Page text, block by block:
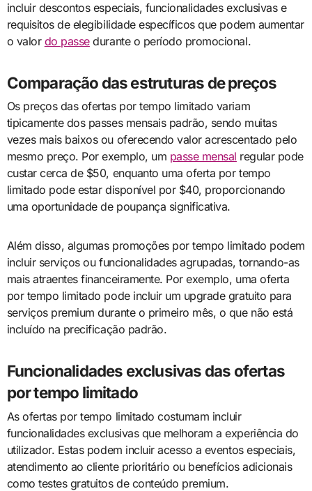
incluir descontos especiais, funcionalidades exclusivas e
requisitos de elegibilidade específicos que podem aumentar
o valor do passedurante o período promocional.
Comparação das estruturas de preços
Os preços das ofertas por tempo limitado variam
tipicamente dos passes mensais padrão, sendo muitas
vezes mais baixos ou oferecendo valor acrescentado pelo
mesmo preço. Por exemplo, um passe mensal regular pode
custar cerca de $50, enquanto uma oferta por tempo
limitado pode estar disponível por $40, proporcionando
uma oportunidade de poupança significativa.
Além disso, algumas promoções por tempo limitado podem
incluir serviços ou funcionalidades agrupadas, tornando-as
mais atraentes financeiramente. Por exemplo, uma oferta
por tempo limitado pode incluir um upgrade gratuito para
serviços premium durante o primeiro mês, o que não está
incluído na precificação padrão.
Funcionalidades exclusivas das ofertas
por tempo limitado
As ofertas por tempo limitado costumam incluir
funcionalidades exclusivas que melhoram a experiência do
utilizador. Estas podem incluir acesso a eventos especiais,
atendimento ao cliente prioritário ou benefícios adicionais
como testes gratuitos de conteúdo premium.